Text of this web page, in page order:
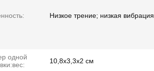
Низкое трение; низкая вибрация
одной
10,8х3,3х2 см